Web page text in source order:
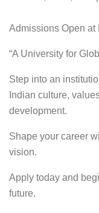
Admissions Open
“A University for
Step into an
Indian culture,
development.
Shape your career
vision.
Apply today and
future.